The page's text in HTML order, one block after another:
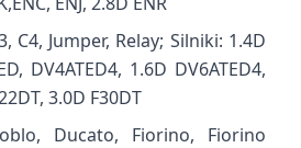
C4, Jumper, Relay; Silniki: 1.4D
DV4ATED4, 1.6D DV6ATED4,
3.0D F30DT
Ducato, Fiorino, Fiorino